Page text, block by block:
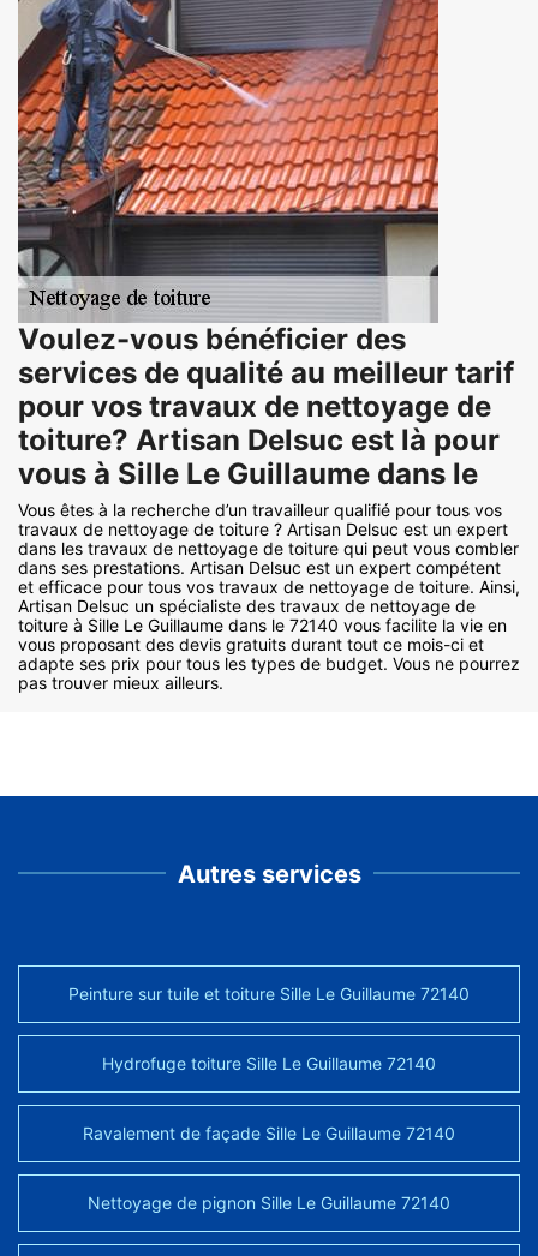
Voulez-vous bénéficier des
services de qualité au meilleur tarif
pour vos travaux de nettoyage de
toiture? Artisan Delsuc est là pour
vous à Sille Le Guillaume dans le
Vous êtes à la recherche d’un travailleur qualifié pour tous vos
travaux de nettoyage de toiture ? Artisan Delsuc est un expert
dans les travaux de nettoyage de toiture qui peut vous combler
dans ses prestations. Artisan Delsuc est un expert compétent
et efficace pour tous vos travaux de nettoyage de toiture. Ainsi,
Artisan Delsuc un spécialiste des travaux de nettoyage de
toiture à Sille Le Guillaume dans le 72140 vous facilite la vie en
vous proposant des devis gratuits durant tout ce mois-ci et
adapte ses prix pour tous les types de budget. Vous ne pourrez
pas trouver mieux ailleurs.
Autres services
Peinture sur tuile et toiture Sille Le Guillaume 72140
Hydrofuge toiture Sille Le Guillaume 72140
Ravalement de façade Sille Le Guillaume 72140
Nettoyage de pignon Sille Le Guillaume 72140